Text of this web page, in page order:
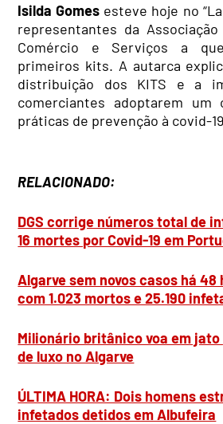
Isilda Gomes esteve hoje no
representantes da
Comércio e Serviços a
primeiros kits. A autarca
distribuição dos KITS e a
comerciantes adoptarem um
práticas de prevenção à covid-
RELACIONADO:
DGS corrige números total de
16 mortes por Covid-19 em
Algarve sem novos casos há
com 1.023 mortos e 25.190
Milionário britânico voa em
de luxo no Algarve
ÚLTIMA HORA: Dois homens
infetados detidos em Albufeira